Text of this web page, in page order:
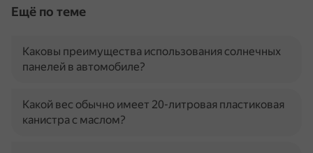
Ещё по теме
Каковы преимущества использования солнечных
панелей в автомобиле?
Какой вес обычно имеет 20-литровая пластиковая
канистра с маслом?